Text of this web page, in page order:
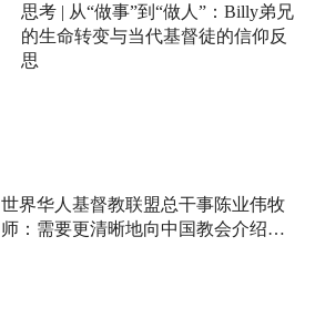
思考 | 从“做事”到“做人”：Billy弟兄
的生命转变与当代基督徒的信仰反
思
世界华人基督教联盟总干事陈业伟牧
师：需要更清晰地向中国教会介绍福